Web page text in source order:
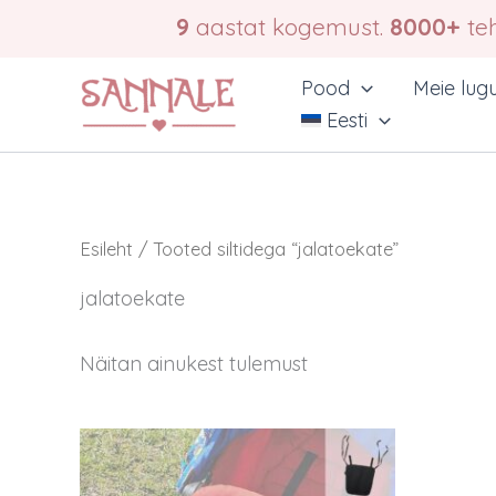
9 aastat kogemust. 8000+
Pood Meie
Eesti
Esileht / Tooted siltidega “jalatoekate”
jalatoekate
Näitan ainukest tulemust